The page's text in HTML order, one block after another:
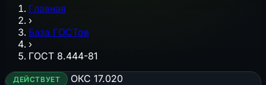
Главная
›
База ГОСТов
›
ГОСТ 8.444-81
ДЕЙСТВУЕТ ОКС 17.020